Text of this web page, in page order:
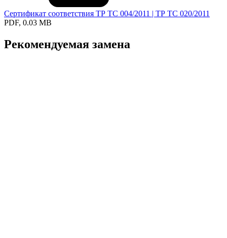
Сертификат соответствия ТР ТС 004/2011 | ТР ТС 020/2011
PDF, 0.03 MB
Рекомендуемая замена